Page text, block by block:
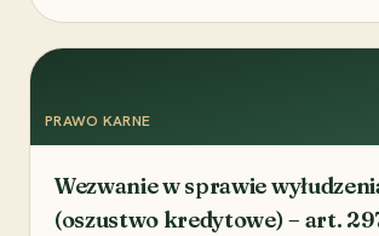
PRAWO KARNE
Wezwanie w sprawie
(oszustwo kredytowe) – art.